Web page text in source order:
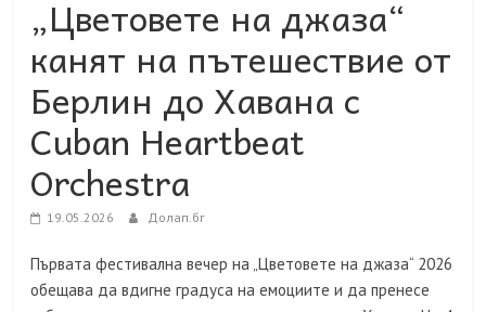
„Цветовете на джаза“
канят на пътешествие от
Берлин до Хавана с
Cuban Heartbeat
Orchestra
19.05.2026 Долап.бг
Първата фестивална вечер на „Цветовете на джаза“ 2026
обещава да вдигне градуса на емоциите и да пренесе